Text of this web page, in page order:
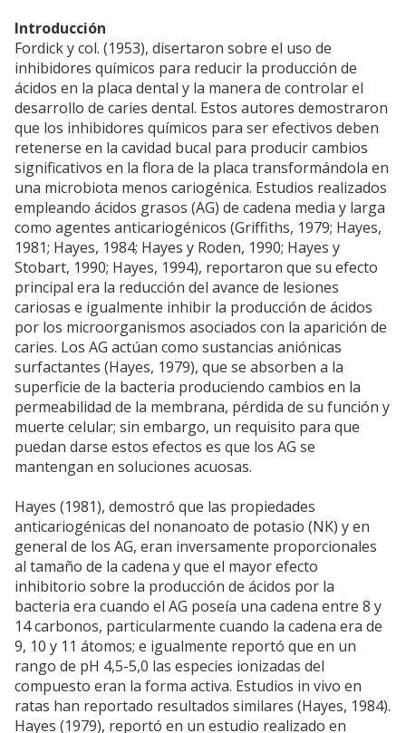
Introducción
Fordick y col. (1953), disertaron sobre el uso de
inhibidores químicos para reducir la producción de
ácidos en la placa dental y la manera de controlar el
desarrollo de caries dental. Estos autores demostraron
que los inhibidores químicos para ser efectivos deben
retenerse en la cavidad bucal para producir cambios
significativos en la flora de la placa transformándola en
una microbiota menos cariogénica. Estudios realizados
empleando ácidos grasos (AG) de cadena media y larga
como agentes anticariogénicos (Griffiths, 1979; Hayes,
1981; Hayes, 1984; Hayes y Roden, 1990; Hayes y
Stobart, 1990; Hayes, 1994), reportaron que su efecto
principal era la reducción del avance de lesiones
cariosas e igualmente inhibir la producción de ácidos
por los microorganismos asociados con la aparición de
caries. Los AG actúan como sustancias aniónicas
surfactantes (Hayes, 1979), que se absorben a la
superficie de la bacteria produciendo cambios en la
permeabilidad de la membrana, pérdida de su función y
muerte celular; sin embargo, un requisito para que
puedan darse estos efectos es que los AG se
mantengan en soluciones acuosas.
Hayes (1981), demostró que las propiedades
anticariogénicas del nonanoato de potasio (NK) y en
general de los AG, eran inversamente proporcionales
al tamaño de la cadena y que el mayor efecto
inhibitorio sobre la producción de ácidos por la
bacteria era cuando el AG poseía una cadena entre 8 y
14 carbonos, particularmente cuando la cadena era de
9, 10 y 11 átomos; e igualmente reportó que en un
rango de pH 4,5-5,0 las especies ionizadas del
compuesto eran la forma activa. Estudios in vivo en
ratas han reportado resultados similares (Hayes, 1984).
Hayes (1979), reportó en un estudio realizado en